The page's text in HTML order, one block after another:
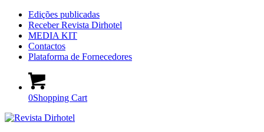
Edições publicadas
Receber Revista Dirhotel
MEDIA KIT
Contactos
Plataforma de Fornecedores
0Shopping Cart